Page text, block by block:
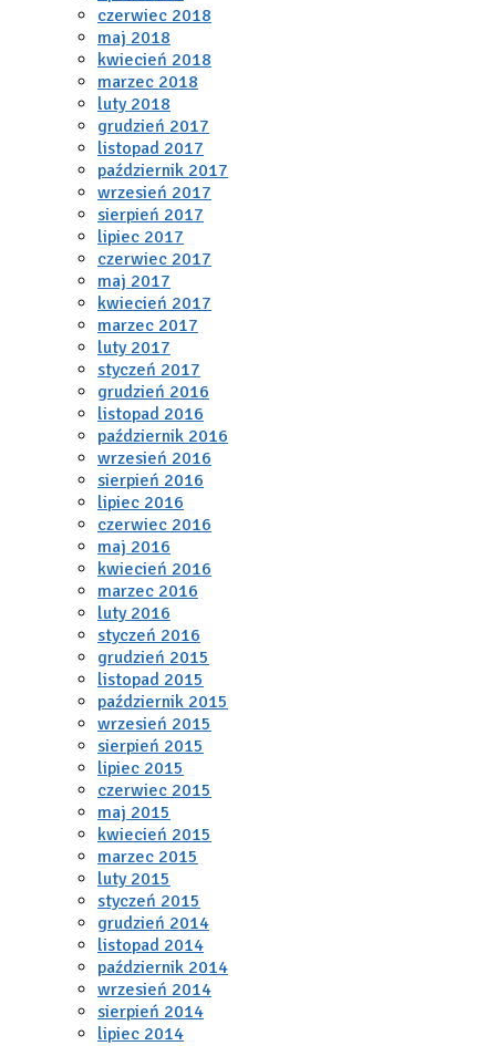
czerwiec 2018
maj 2018
kwiecień 2018
marzec 2018
luty 2018
grudzień 2017
listopad 2017
październik 2017
wrzesień 2017
sierpień 2017
lipiec 2017
czerwiec 2017
maj 2017
kwiecień 2017
marzec 2017
luty 2017
styczeń 2017
grudzień 2016
listopad 2016
październik 2016
wrzesień 2016
sierpień 2016
lipiec 2016
czerwiec 2016
maj 2016
kwiecień 2016
marzec 2016
luty 2016
styczeń 2016
grudzień 2015
listopad 2015
październik 2015
wrzesień 2015
sierpień 2015
lipiec 2015
czerwiec 2015
maj 2015
kwiecień 2015
marzec 2015
luty 2015
styczeń 2015
grudzień 2014
listopad 2014
październik 2014
wrzesień 2014
sierpień 2014
lipiec 2014